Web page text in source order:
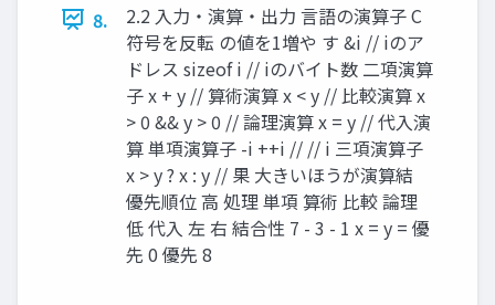
8.
2.2 入力・演算・出力 言語の演算子 C
符号を反転 の値を1増や す &i // iのア
ドレス sizeof i // iのバイト数 ⼆項演算
⼦ x + y // 算術演算 x < y // ⽐較演算 x
> 0 && y > 0 // 論理演算 x = y // 代⼊演
算 単項演算⼦ -i ++i // // i 三項演算⼦
x > y ? x : y // 果 ⼤きいほうが演算結
優先順位 ⾼ 処理 単項 算術 ⽐較 論理
低 代⼊ 左 右 結合性 7 - 3 - 1 x = y = 優
先 0 優先 8